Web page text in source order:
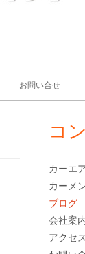
お問い合せ
メ
イ
ン
サ
コ
カーエ
カーメ
ブログ
会社案
アクセス